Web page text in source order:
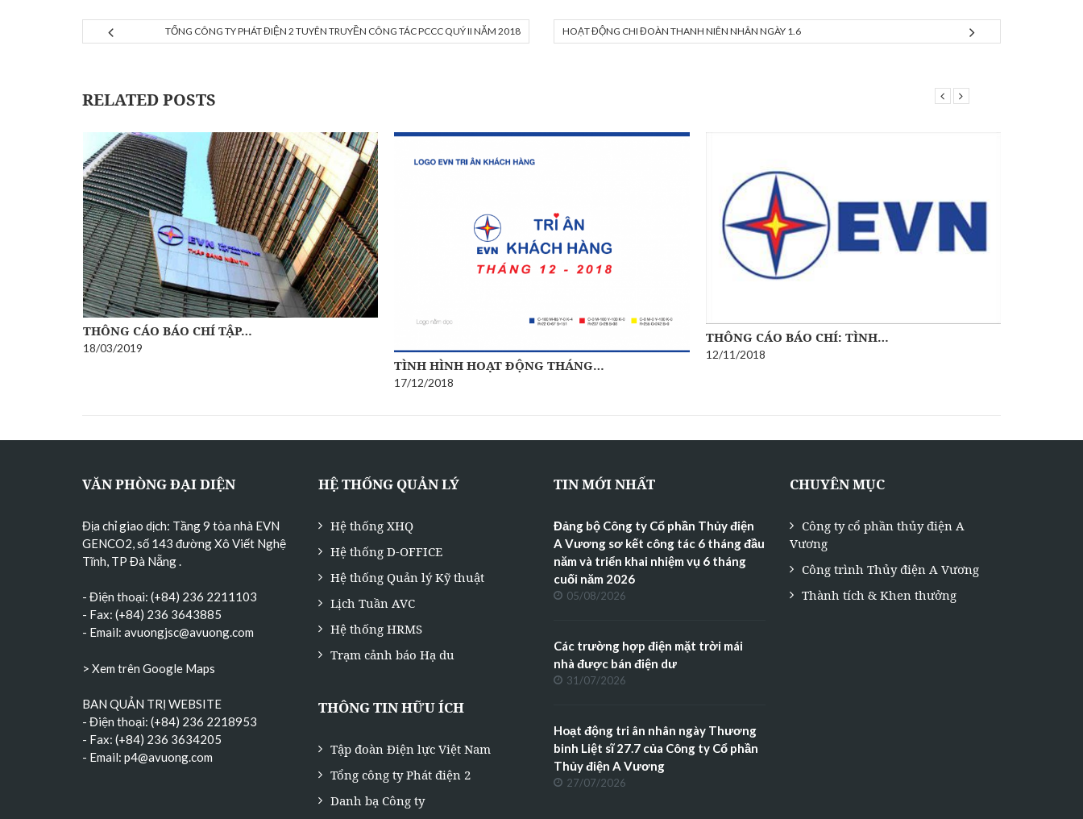
TỔNG CÔNG TY PHÁT ĐIỆN 2 TUYÊN TRUYỀN CÔNG TÁC PCCC QUÝ II NĂM 2018 HOẠT ĐỘNG CHI ĐOÀN THANH NIÊN NHÂN NGÀY 1.6
RELATED POSTS
THÔNG CÁO BÁO CHÍ TẬP…
18/03/2019
TÌNH HÌNH HOẠT ĐỘNG THÁNG…
17/12/2018
THÔNG CÁO BÁO CHÍ: TÌNH…
12/11/2018
VĂN PHÒNG ĐẠI DIỆN
Địa chỉ giao dịch: Tầng 9 tòa nhà EVN
GENCO2, số 143 đường Xô Viết Nghệ
Tĩnh, TP Đà Nẵng.
- Điện thoại: (+84) 236 2211103
- Fax: (+84) 236 3643885
- Email: avuongjsc@avuong.com
> Xem trên Google Maps
BAN QUẢN TRỊ WEBSITE
- Điện thoại: (+84) 236 2218953
- Fax: (+84) 236 3634205
- Email: p4@avuong.com
HỆ THỐNG QUẢN LÝ
Hệ thống XHQ
Hệ thống D-OFFICE
Hệ thống Quản lý Kỹ thuật
Lịch Tuần AVC
Hệ thống HRMS
Trạm cảnh báo Hạ du
THÔNG TIN HỮU ÍCH
Tập đoàn Điện lực Việt Nam
Tổng công ty Phát điện 2
Danh bạ Công ty
TIN MỚI NHẤT
Đảng bộ Công ty Cổ phần Thủy điện
A Vương sơ kết công tác 6 tháng đầu
năm và triển khai nhiệm vụ 6 tháng
cuối năm 2026
05/08/2026
Các trường hợp điện mặt trời mái
nhà được bán điện dư
31/07/2026
Hoạt động tri ân nhân ngày Thương
binh Liệt sĩ 27.7 của Công ty Cổ phần
Thủy điện A Vương
27/07/2026
CHUYÊN MỤC
Công ty cổ phần thủy điện A
Vương
Công trình Thủy điện A Vương
Thành tích & Khen thưởng